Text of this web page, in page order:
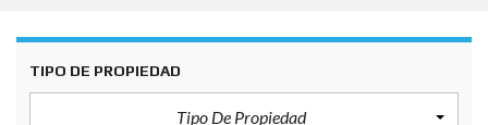
TIPO DE PROPIEDAD
Tipo De Propiedad